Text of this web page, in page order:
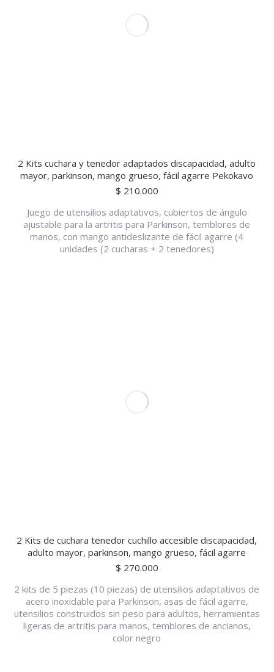
2 Kits cuchara y tenedor adaptados discapacidad, adulto
mayor, parkinson, mango grueso, fácil agarre Pekokavo
$ 210.000
Juego de utensilios adaptativos, cubiertos de ángulo
ajustable para la artritis para Parkinson, temblores de
manos, con mango antideslizante de fácil agarre (4
unidades (2 cucharas + 2 tenedores)
2 Kits de cuchara tenedor cuchillo accesible discapacidad,
adulto mayor, parkinson, mango grueso, fácil agarre
$ 270.000
2 kits de 5 piezas (10 piezas) de utensilios adaptativos de
acero inoxidable para Parkinson, asas de fácil agarre,
utensilios construidos sin peso para adultos, herramientas
ligeras de artritis para manos, temblores de ancianos,
color negro